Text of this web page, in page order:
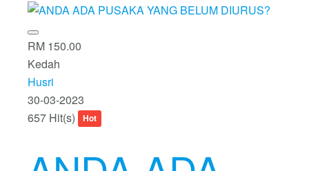
RM 150.00
Kedah
Husri
30-03-2023
657 Hit(s)
Hot